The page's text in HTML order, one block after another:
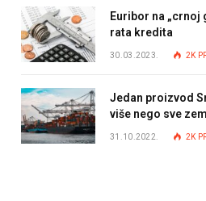
Euribor na „crnoj
rata kredita
30.03.2023. 2K
Jedan proizvod
više nego sve
31.10.2022. 2K